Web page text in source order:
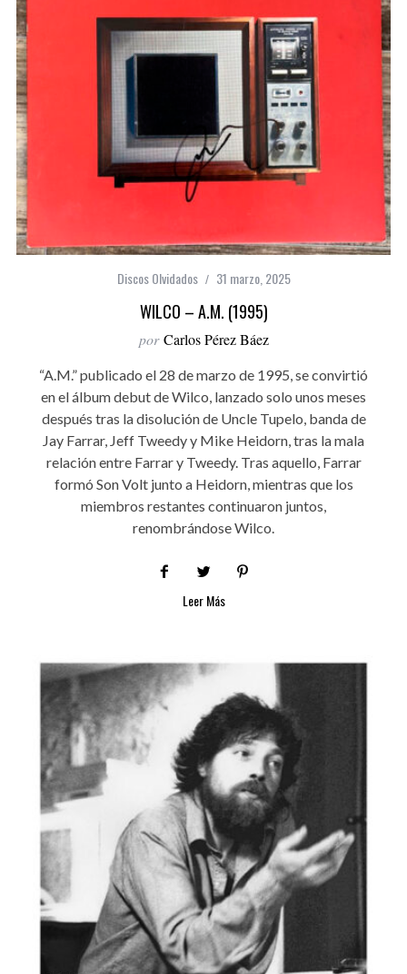
Discos Olvidados 31 marzo, 2025
WILCO – A.M. (1995)
por Carlos Pérez Báez
“A.M.” publicado el 28 de marzo de 1995, se convirtió
en el álbum debut de Wilco, lanzado solo unos meses
después tras la disolución de Uncle Tupelo, banda de
Jay Farrar, Jeff Tweedy y Mike Heidorn, tras la mala
relación entre Farrar y Tweedy. Tras aquello, Farrar
formó Son Volt junto a Heidorn, mientras que los
miembros restantes continuaron juntos,
renombrándose Wilco.
Leer Más